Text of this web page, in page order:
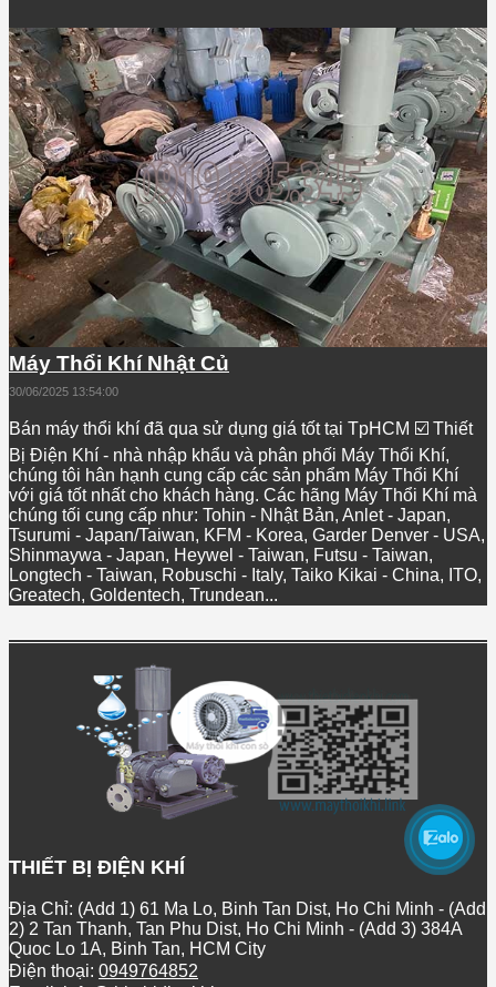
Máy Thổi Khí Nhật Củ
30/06/2025 13:54:00
Bán máy thổi khí đã qua sử dụng giá tốt tại TpHCM ☑️ Thiết
Bị Điện Khí - nhà nhập khẩu và phân phối Máy Thổi Khí,
chúng tôi hân hạnh cung cấp các sản phẩm Máy Thổi Khí
với giá tốt nhất cho khách hàng. Các hãng Máy Thổi Khí mà
chúng tối cung cấp như: Tohin - Nhật Bản, Anlet - Japan,
Tsurumi - Japan/Taiwan, KFM - Korea, Garder Denver - USA,
Shinmaywa - Japan, Heywel - Taiwan, Futsu - Taiwan,
Longtech - Taiwan, Robuschi - Italy, Taiko Kikai - China, ITO,
Greatech, Goldentech, Trundean...
THIẾT BỊ ĐIỆN KHÍ
Địa Chỉ: (Add 1) 61 Ma Lo, Binh Tan Dist, Ho Chi Minh - (Add
2) 2 Tan Thanh, Tan Phu Dist, Ho Chi Minh - (Add 3) 384A
Quoc Lo 1A, Binh Tan, HCM City
Điện thoại: 0949764852